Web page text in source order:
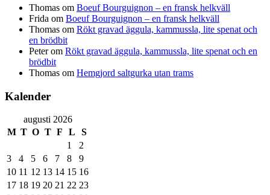
Thomas om Boeuf Bourguignon – en fransk helkväll
Frida om Boeuf Bourguignon – en fransk helkväll
Thomas om Rökt gravad äggula, kammussla, lite spenat och
en brödbit
Peterom Rökt gravad äggula, kammussla, lite spenat och en
brödbit
Thomas om Hemgjord saltgurka utan trams
Kalender
augusti 2026
M T O T F L
S
1
2
3
4 5 6 7 8
9
10 11 12 13 14 15 16
17 18 19 20 21 22 23